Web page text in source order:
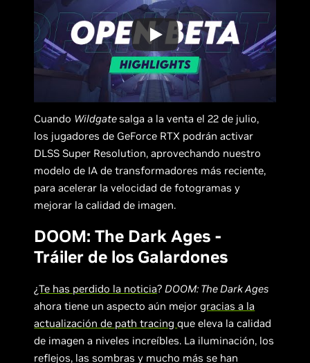
Cuando Wildgatesalga a la venta el 22 de julio,
los jugadores de GeForce RTX podrán activar
DLSS Super Resolution, aprovechando nuestro
modelo de IA de transformadores más reciente,
para acelerar la velocidad de fotogramas y
mejorar la calidad de imagen.
DOOM: The Dark Ages -
Tráiler de los Galardones
¿Te has perdido la noticia? DOOM: The Dark Ages
ahora tiene un aspecto aún mejorgracias a la
actualización de path tracingque eleva la calidad
de imagen a niveles increíbles. La iluminación, los
reflejos, las sombras y mucho más se han